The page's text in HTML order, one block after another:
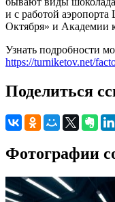
и с работой
Октября» и Академии
Узнать подробности
https://turniketov.net/
Поделиться
Фотографии